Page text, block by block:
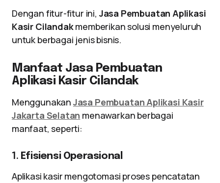
Dengan fitur-fitur ini,Jasa Pembuatan Aplikasi
Kasir Cilandakmemberikan solusi menyeluruh
untuk berbagai jenis bisnis.
Manfaat Jasa Pembuatan
Aplikasi Kasir Cilandak
Menggunakan Jasa Pembuatan Aplikasi Kasir
Jakarta Selatan menawarkan berbagai
manfaat, seperti:
1. Efisiensi Operasional
Aplikasi kasir mengotomasi proses pencatatan